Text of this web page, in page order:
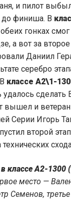
и пилот
до финиша. В
гонках
а вот за
Даниил
серебро
классе А2\1-
сделать
вышел и ветеран
Серии Игорь
второй
классе А2-1300
место —
Семенов,